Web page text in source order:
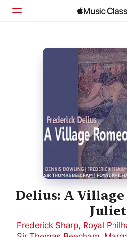
Startseite
Delius: A Village
Juliet
Frederick Sharp, Royal